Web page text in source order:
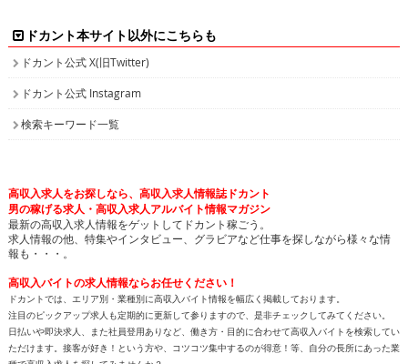
ドカント本サイト以外にこちらも
ドカント公式 X(旧Twitter)
ドカント公式 Instagram
検索キーワード一覧
高収入求人をお探しなら、高収入求人情報誌ドカント
男の稼げる求人・高収入求人アルバイト情報マガジン
最新の高収入求人情報をゲットしてドカント稼ごう。
求人情報の他、特集やインタビュー、グラビアなど仕事を探しながら様々な情
報も・・・。
高収入バイトの求人情報ならお任せください！
ドカントでは、エリア別・業種別に高収入バイト情報を幅広く掲載しております。
注目のピックアップ求人も定期的に更新して参りますので、是非チェックしてみてください。
日払いや即決求人、また社員登用ありなど、働き方・目的に合わせて高収入バイトを検索してい
ただけます。接客が好き！という方や、コツコツ集中するのが得意！等、自分の長所にあった業